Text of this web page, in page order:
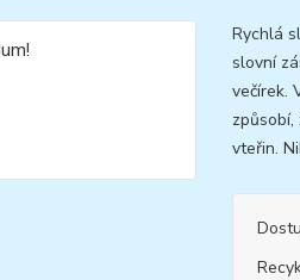
Rychlá
slovní
večírek.
vteřin.